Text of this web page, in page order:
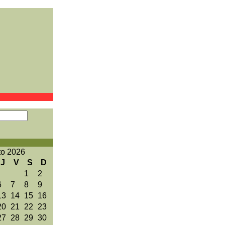
2026
J V S
D
1
2
7 8
9
14 15 16
21 22
23
28 29 30